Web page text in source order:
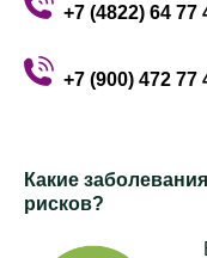
+7 (4822) 64 77
+7 (900) 472 77
Какие
рисков?